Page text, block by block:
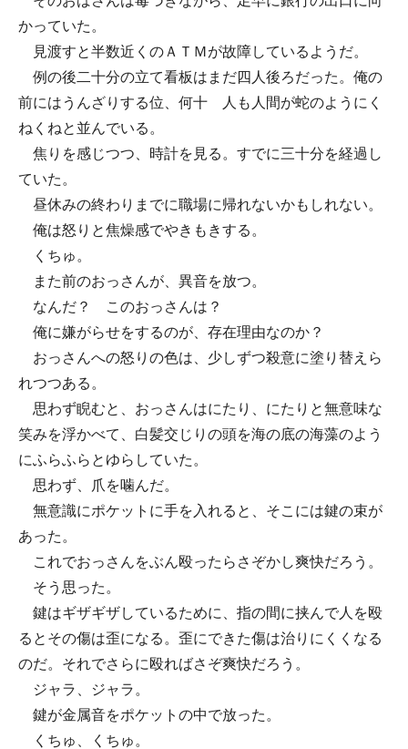
かっていた。
見渡すと半数近くのＡＴＭが故障しているようだ。
例の後二十分の立て看板はまだ四人後ろだった。俺の
前にはうんざりする位、何十 人も人間が蛇のようにく
ねくねと並んでいる。
焦りを感じつつ、時計を見る。すでに三十分を経過し
ていた。
昼休みの終わりまでに職場に帰れないかもしれない。
俺は怒りと焦燥感でやきもきする。
くちゅ。
また前のおっさんが、異音を放つ。
なんだ？ このおっさんは？
俺に嫌がらせをするのが、存在理由なのか？
おっさんへの怒りの色は、少しずつ殺意に塗り替えら
れつつある。
思わず睨むと、おっさんはにたり、にたりと無意味な
笑みを浮かべて、白髪交じりの頭を海の底の海藻のよう
にふらふらとゆらしていた。
思わず、爪を噛んだ。
無意識にポケットに手を入れると、そこには鍵の束が
あった。
これでおっさんをぶん殴ったらさぞかし爽快だろう。
そう思った。
鍵はギザギザしているために、指の間に挟んで人を殴
るとその傷は歪になる。歪にできた傷は治りにくくなる
のだ。それでさらに殴ればさぞ爽快だろう。
ジャラ、ジャラ。
鍵が金属音をポケットの中で放った。
くちゅ、くちゅ。